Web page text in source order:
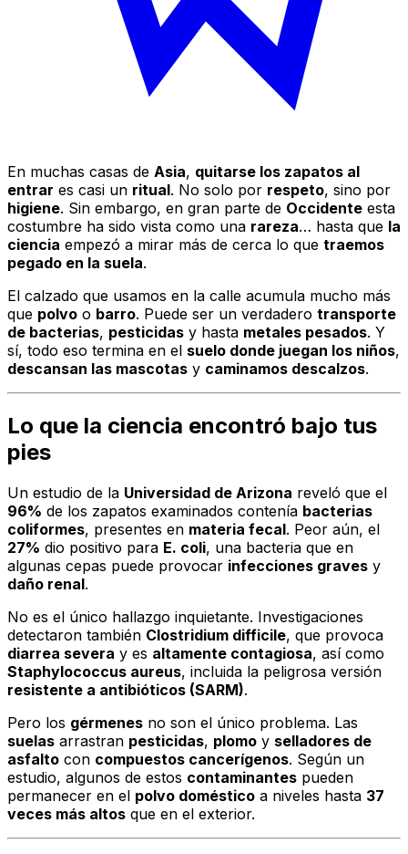
En muchas casas de Asia, quitarse los zapatos al
entrar es casi un ritual. No solo por respeto, sino por
higiene. Sin embargo, en gran parte de Occidente esta
costumbre ha sido vista como una rareza… hasta que la
ciencia empezó a mirar más de cerca lo que traemos
pegado en la suela.
El calzado que usamos en la calle acumula mucho más
que polvo o barro. Puede ser un verdadero transporte
de bacterias, pesticidas y hasta metales pesados. Y
sí, todo eso termina en el suelo donde juegan los niños,
descansan las mascotas y caminamos descalzos.
Lo que la ciencia encontró bajo tus
pies
Un estudio de la Universidad de Arizona reveló que el
96% de los zapatos examinados contenía bacterias
coliformes, presentes en materia fecal. Peor aún, el
27% dio positivo para E. coli, una bacteria que en
algunas cepas puede provocar infecciones graves y
daño renal.
No es el único hallazgo inquietante. Investigaciones
detectaron también Clostridium difficile, que provoca
diarrea severa y es altamente contagiosa, así como
Staphylococcus aureus, incluida la peligrosa versión
resistente a antibióticos (SARM).
Pero los gérmenes no son el único problema. Las
suelas arrastran pesticidas, plomo y selladores de
asfalto con compuestos cancerígenos. Según un
estudio, algunos de estos contaminantes pueden
permanecer en el polvo doméstico a niveles hasta 37
veces más altos que en el exterior.